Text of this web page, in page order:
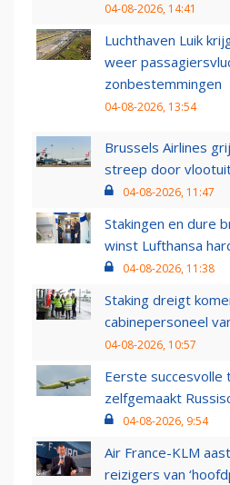
04-08-2026, 14:41
Luchthaven Luik
weer
zonbestemmingen
04-08-2026, 13:54
Brussels Airlines
streep door
04-08-2026, 11:47
Stakingen en dure
winst Lufthansa
04-08-2026, 11:38
Staking dreigt
cabinepersoneel
04-08-2026, 10:57
Eerste
zelfgemaakt
04-08-2026, 9:54
Air France-KLM
reizigers van